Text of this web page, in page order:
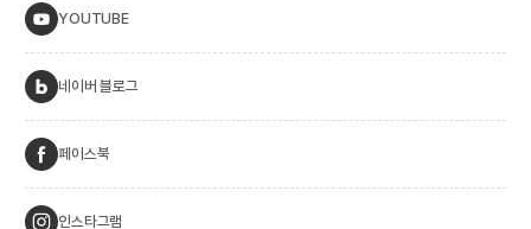
YOUTUBE
네이버 블로그
페이스북
인스타그램